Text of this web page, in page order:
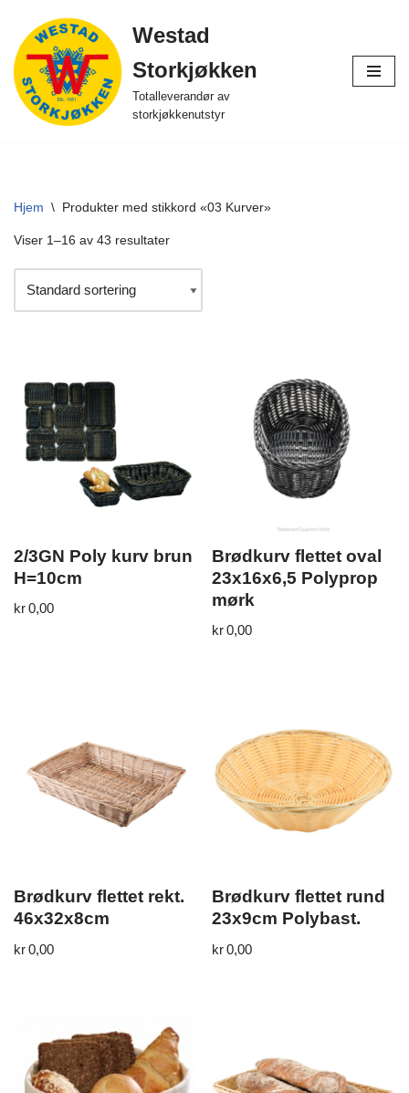
Hopp
til
innholdet
Westad
Storkjøkken
Totalleverandør av
storkjøkkenutstyr
Hjem \ Produkter med stikkord «03 Kurver»
Viser 1–16 av 43 resultater
2/3GN Poly kurv brun
H=10cm
kr0,00
Brødkurv flettet oval
23x16x6,5 Polyprop
mørk
kr0,00
Brødkurv flettet rekt.
46x32x8cm
kr0,00
Brødkurv flettet rund
23x9cm Polybast.
kr0,00